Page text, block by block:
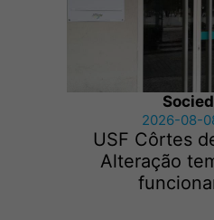
2026-08-
USF Côrtes
Alteração